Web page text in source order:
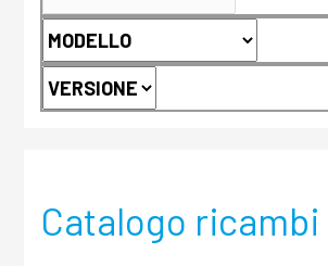
Catalogo ricambi